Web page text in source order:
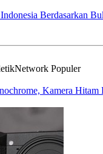
Berdasarkan
Populer
Kamera Hitam